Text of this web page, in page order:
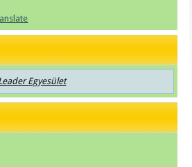
Egyesület